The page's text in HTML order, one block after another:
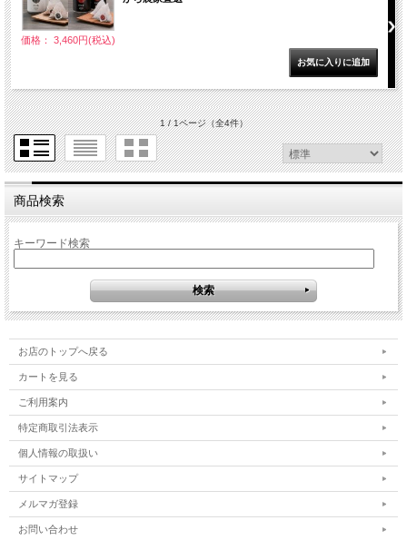
価格： 3,460円(税込)
1 / 1ページ（全4件）
商品検索
キーワード検索
お店のトップへ戻る
カートを見る
ご利用案内
特定商取引法表示
個人情報の取扱い
サイトマップ
メルマガ登録
お問い合わせ